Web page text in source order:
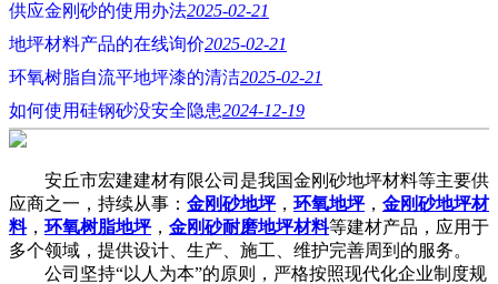
供应金刚砂的使用办法2025-02-21
地坪材料产品的在线询价2025-02-21
环氧树脂自流平地坪漆的清洁2025-02-21
如何使用硅钢砂没安全隐患2024-12-19
安丘市宏建建材有限公司是我国金刚砂地坪材料等主要供
应商之一，持续从事： 金刚砂地坪， 环氧地坪， 金刚砂地坪材
料， 环氧树脂地坪， 金刚砂耐磨地坪材料等建材产品，应用于
多个领域，提供设计、生产、施工、维护完善周到的服务。
公司坚持“以人为本”的原则，严格按照现代化企业制度规